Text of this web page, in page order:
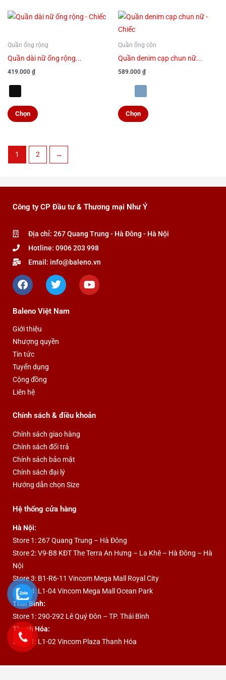
có
được
chọn
trên
trang
sản
phẩm
có
thể
được
chọn
trên
phẩm
Quần ống rộng
Quần dài nữ ống rộng...
419.000 ₫
Chọn
Sản
này
có
Các
tùy
thể
trang
phẩm
Quần ống côn
Quần denim cạp chun nữ...
589.000 ₫
Chọn
Sản
phẩm
này
có
Các
tùy
trang
phẩm
1 2 →
Công ty CP Đầu tư & Thương mại Như Ý
Địa chỉ: 267 Quang Trung - Hà Đông - Hà Nội
Hotline: 0906 203 998
Email: info@baleno.vn
F
a
c
b
o
o
k
T
w
i
t
Y
o
u
Baleno Việt Nam
Giới thiệu
Nhượng quyền
Tin tức
Tuyển dụng
Cộng đồng
Liên hệ
Chính sách & điều khoản
Chính sách giao hàng
Chính sách đổi trả
Chính sách bảo mật
Chính sách đại lý
Hướng dẫn chọn Size
Hệ thống cửa hàng
Hà Nội:
Store 1: 267 Quang Trung – Hà Đông
Store 2: V9-B8 KĐT The Terra An Hưng – La Khê – Hà Đông – Hà
Nội
Store 3: B1-R6-11 Vincom Mega Mall Royal City
Store 4: L1-04 Vincom Mega Mall Ocean Park
Thái Bình:
Store 1: 290-292 Lê Quý Đôn – TP. Thái Bình
Thanh Hóa:
Store 1: L1-02 Vincom Plaza Thanh Hóa